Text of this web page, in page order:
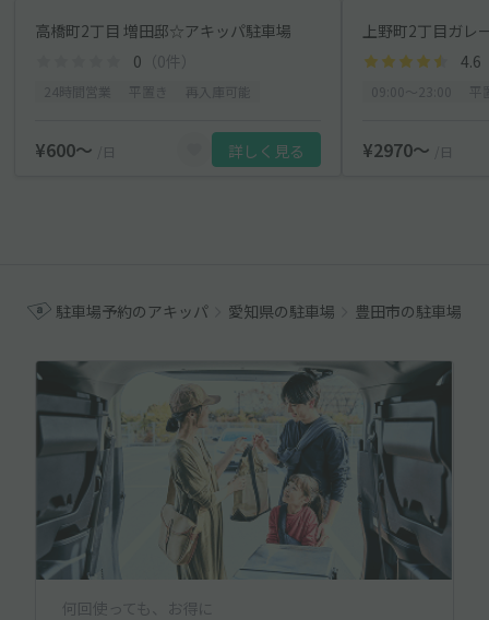
高橋町2丁目 増田邸☆アキッパ駐車場
0 （0件）
¥600〜 /日 詳しく見る
上野町2丁目ガレ
4.6
¥2970〜 /日
駐車場予約のアキッパ 愛知県の駐車場 豊田市の駐車場
何回使っても、お得に